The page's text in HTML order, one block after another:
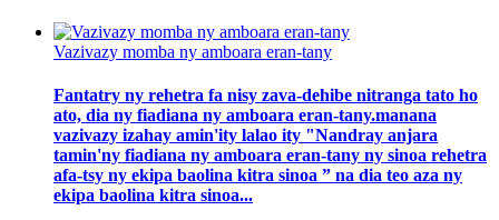
Vazivazy momba ny amboara eran-tany
Fantatry ny rehetra fa nisy zava-dehibe nitranga tato ho
ato, dia ny fiadiana ny amboara eran-tany.manana
vazivazy izahay amin'ity lalao ity "Nandray anjara
tamin'ny fiadiana ny amboara eran-tany ny sinoa rehetra
afa-tsy ny ekipa baolina kitra sinoa ” na dia teo aza ny
ekipa baolina kitra sinoa...